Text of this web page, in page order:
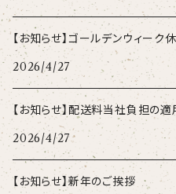
【お知らせ】ゴールデンウィーク
2026/4/27
【お知らせ】配送料当社負担の
2026/4/27
【お知らせ】新年のご挨拶